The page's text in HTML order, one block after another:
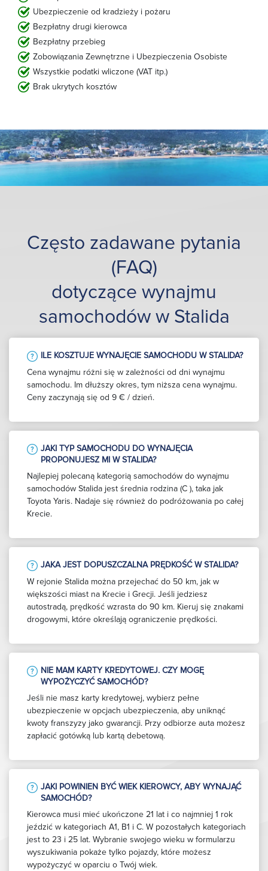
Ubezpieczenie od kradzieży i pożaru
Bezpłatny drugi kierowca
Bezpłatny przebieg
Zobowiązania Zewnętrzne i Ubezpieczenia Osobiste
Wszystkie podatki wliczone (VAT itp.)
Brak ukrytych kosztów
Często zadawane pytania
(FAQ)
dotyczące wynajmu
samochodów w Stalida
ILE KOSZTUJE WYNAJĘCIE SAMOCHODU W STALIDA?
Cena wynajmu różni się w zależności od dni wynajmu
samochodu. Im dłuższy okres, tym niższa cena wynajmu.
Ceny zaczynają się od 9 € / dzień.
JAKI TYP SAMOCHODU DO WYNAJĘCIA
PROPONUJESZ MI W STALIDA?
Najlepiej polecaną kategorią samochodów do wynajmu
samochodów Stalida jest średnia rodzina (C ), taka jak
Toyota Yaris. Nadaje się również do podróżowania po całej
Krecie.
JAKA JEST DOPUSZCZALNA PRĘDKOŚĆ W STALIDA?
W rejonie Stalida można przejechać do 50 km, jak w
większości miast na Krecie i Grecji. Jeśli jedziesz
autostradą, prędkość wzrasta do 90 km. Kieruj się znakami
drogowymi, które określają ograniczenie prędkości.
NIE MAM KARTY KREDYTOWEJ. CZY MOGĘ
WYPOŻYCZYĆ SAMOCHÓD?
Jeśli nie masz karty kredytowej, wybierz pełne
ubezpieczenie w opcjach ubezpieczenia, aby uniknąć
kwoty franszyzy jako gwarancji. Przy odbiorze auta możesz
zapłacić gotówką lub kartą debetową.
JAKI POWINIEN BYĆ WIEK KIEROWCY, ABY WYNAJĄĆ
SAMOCHÓD?
Kierowca musi mieć ukończone 21 lat i co najmniej 1 rok
jeździć w kategoriach A1, B1 i C. W pozostałych kategoriach
jest to 23 i 25 lat. Wybranie swojego wieku w formularzu
wyszukiwania pokaże tylko pojazdy, które możesz
wypożyczyć w oparciu o Twój wiek.